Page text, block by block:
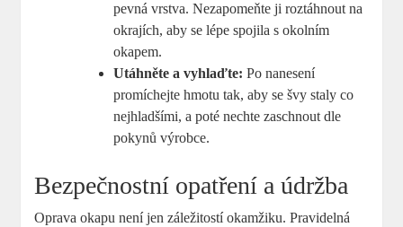
pevná vrstva. Nezapomeňte ji roztáhnout na
okrajích, aby se lépe spojila s okolním
okapem.
Utáhněte a vyhlaďte: Po nanesení
promíchejte hmotu tak, aby se švy staly co
nejhladšími, a poté nechte zaschnout dle
pokynů výrobce.
Bezpečnostní opatření a údržba
Oprava okapu není jen záležitostí okamžiku. Pravidelná